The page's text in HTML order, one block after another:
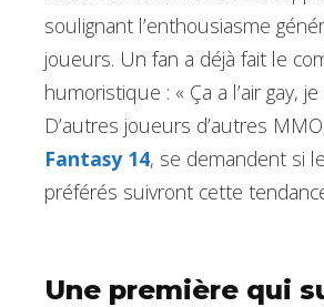
soulignant l’enthousiasme
joueurs. Un fan a déjà fait le
humoristique : « Ça a l’air gay,
D’autres joueurs d’autres
Fantasy 14, se demandent si
préférés suivront cette
Une première qui